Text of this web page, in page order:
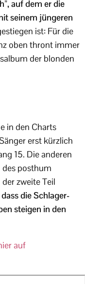
auf dem er die
seinem jüngeren
ist: Für die
oben thront immer
der blonden
in den Charts
erst kürzlich
15. Die anderen
des posthum
zweite Teil
die Schlager-
steigen in den
auf